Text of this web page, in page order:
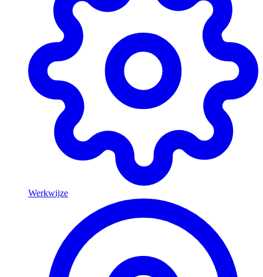
Werkwijze